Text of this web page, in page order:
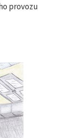
provozu